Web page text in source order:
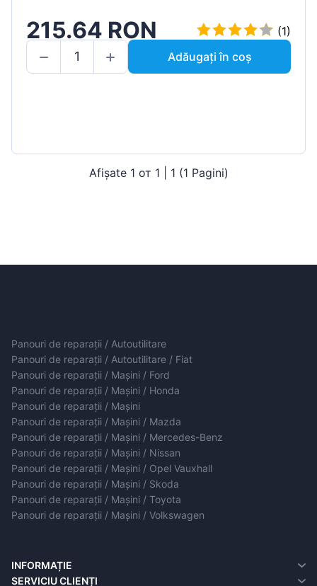
215.64 RON
(1)
Adăugați în coș
Afișate 1 от 1 | 1 (1 Pagini)
Panouri de reparații / Autoutilitare
Panouri de reparații / Autoutilitare / Fiat
Panouri de reparații / Mașini / Ford
Panouri de reparații / Mașini / Honda
Panouri de reparații / Mașini
Panouri de reparații / Mașini / Mazda
Panouri de reparații / Mașini / Mercedes-Benz
Panouri de reparații / Mașini / Nissan
Panouri de reparații / Mașini / Opel Vauxhall
Panouri de reparații / Mașini / Skoda
Panouri de reparații / Mașini / Toyota
Panouri de reparații / Mașini / Volkswagen
INFORMAȚIE
Despre noi
SERVICIU CLIENȚI